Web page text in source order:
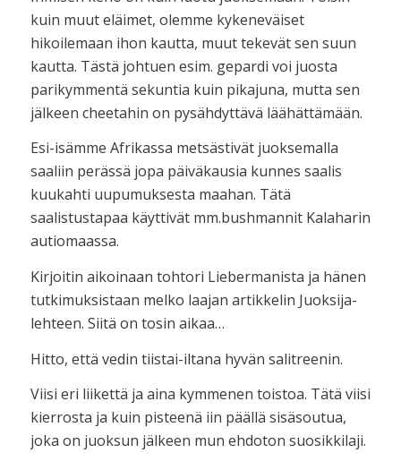
kuin muut eläimet, olemme kykeneväiset
hikoilemaan ihon kautta, muut tekevät sen suun
kautta. Tästä johtuen esim. gepardi voi juosta
parikymmentä sekuntia kuin pikajuna, mutta sen
jälkeen cheetahin on pysähdyttävä läähättämään.
Esi-isämme Afrikassa metsästivät juoksemalla
saaliin perässä jopa päiväkausia kunnes saalis
kuukahti uupumuksesta maahan. Tätä
saalistustapaa käyttivät mm.bushmannit Kalaharin
autiomaassa.
Kirjoitin aikoinaan tohtori Liebermanista ja hänen
tutkimuksistaan melko laajan artikkelin Juoksija-
lehteen. Siitä on tosin aikaa…
Hitto, että vedin tiistai-iltana hyvän salitreenin.
Viisi eri liikettä ja aina kymmenen toistoa. Tätä viisi
kierrosta ja kuin pisteenä iin päällä sisäsoutua,
joka on juoksun jälkeen mun ehdoton suosikkilaji.